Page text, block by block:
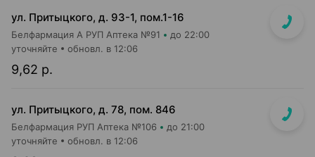
ул. Притыцкого, д. 93-1, пом.1-16
Белфармация А РУП Аптека №91 до 22:00
9,62 р.
уточняйте обновл. в 12:06
ул. Притыцкого, д. 78, пом. 846
Белфармация РУП Аптека №106 до 21:00
уточняйте обновл. в 12:06